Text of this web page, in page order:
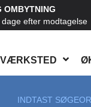
VÆRKSTED
OMBYTNING
efter modtagelse